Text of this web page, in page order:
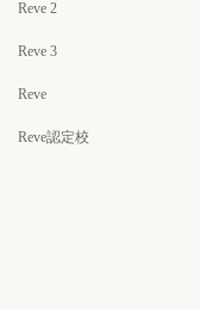
Reve 2
Reve 3
Reve
Reve認定校